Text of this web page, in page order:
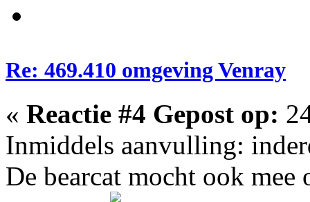
Re: 469.410 omgeving Venray
« Reactie #4 Gepost op:
Inmiddels aanvulling:
De bearcat mocht ook mee